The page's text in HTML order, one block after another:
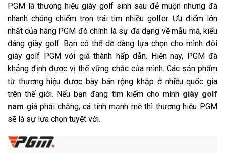
PGM là thương hiệu giày golf sinh sau đẻ muộn nhưng đã
nhanh chóng chiếm trọn trái tim nhiều golfer. Ưu điểm lớn
nhất của hãng PGM đó chính là sự đa dạng về mẫu mã, kiểu
dáng giày golf. Bạn có thể dễ dàng lựa chọn cho mình đôi
giày golf PGM với giá thành hấp dẫn. Hiện nay, PGM đã
khẳng định được vị thế vững chắc của mình. Các sản phẩm
từ thương hiệu được bày bán rộng khắp ở nhiều quốc gia
trên thế giới. Nếu bạn đang tìm kiếm cho mình giày golf
nam giá phải chăng, cá tính mạnh mẽ thì thương hiệu PGM
sẽ là sự lựa chọn tuyệt vời.